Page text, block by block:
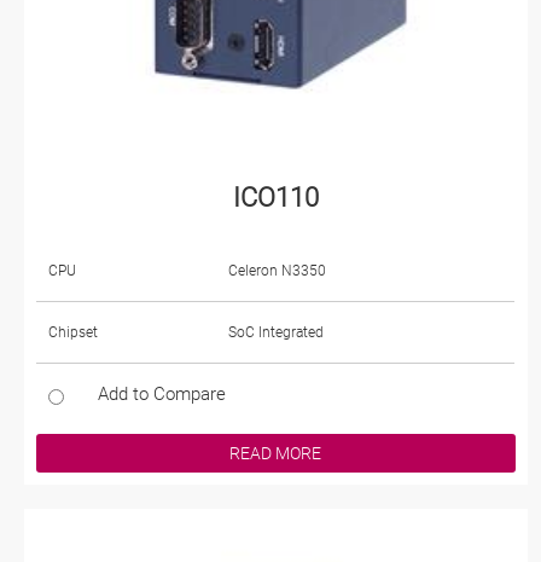
ICO110
CPU Celeron N3350
Chipset SoC Integrated
Add to Compare
READ MORE